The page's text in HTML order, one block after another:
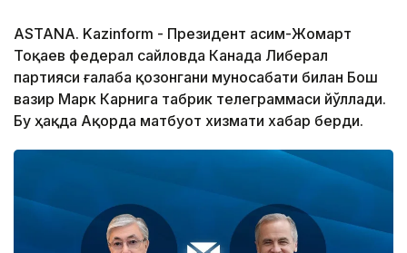
ASTANA. Kazinform - Президент Қасим-Жомарт
Тоқаев федерал сайловда Канада Либерал
партияси ғалаба қозонгани муносабати билан Бош
вазир Марк Карнига табрик телеграммаси йўллади.
Бу ҳақда Ақорда матбуот хизмати хабар берди.